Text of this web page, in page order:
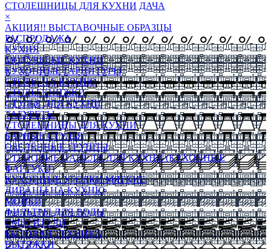
СТОЛЕШНИЦЫ ДЛЯ КУХНИ ДАЧА
×
АКЦИЯ!! ВЫСТАВОЧНЫЕ ОБРАЗЦЫ
РАСПРОДАЖА
КУХНЯ
МОДУЛЬНЫЕ КУХНИ
КУХОННЫЕ ГАРНИТУРЫ
СТОЛЫ НА КУХНЮ
СТОЛЫ КНИЖКИ
СТУЛЬЯ ДЛЯ КУХНИ
ТАБУРЕТЫ
СТОЛЕШНИЦЫ ДЛЯ КУХНИ
БАРНЫЕ СТУЛЬЯ
ОБЕДЕННЫЕ ГРУППЫ
СТЕНОВЫЕ ПАНЕЛИ ДЛЯ КУХНИ (КУХОННЫЕ
ФАРТУКИ)
КУХОННЫЕ УГОЛКИ МЯГКИЕ
ДИВАНЫ НА КУХНЮ
МОЙКИ
ФИЛЬТРЫ ДЛЯ ВОДЫ
СМЕСИТЕЛИ
БЫТОВАЯ ТЕХНИКА
ВЫТЯЖКИ